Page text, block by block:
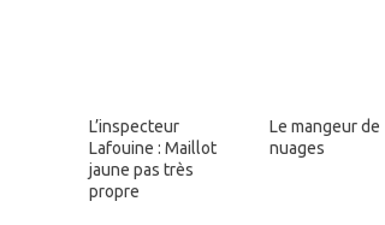
L’inspecteur
Lafouine : Maillot
jaune pas très
propre
Le mangeur de
nuages